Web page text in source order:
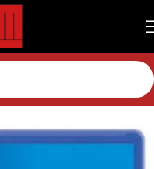
خانه بازی بازی پلی استیشن